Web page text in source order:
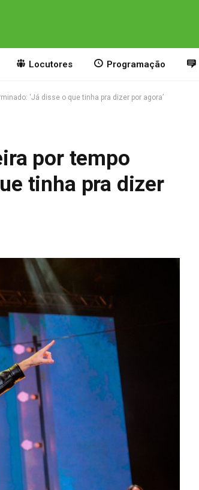
Locutores Programação
‘Já disse o que tinha pra dizer por agora’
por tempo
tinha pra dizer